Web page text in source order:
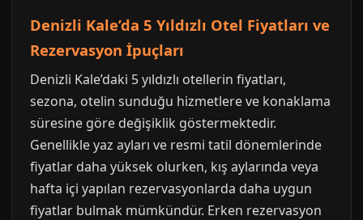
Denizli Kale’da 5 Yıldızlı Otel Fiyatları ve
Rezervasyon İpuçları
Denizli Kale’daki 5 yıldızlı otellerin fiyatları,
sezona, otelin sunduğu hizmetlere ve konaklama
süresine göre değişiklik göstermektedir.
Genellikle yaz ayları ve resmi tatil dönemlerinde
fiyatlar daha yüksek olurken, kış aylarında veya
hafta içi yapılan rezervasyonlarda daha uygun
fiyatlar bulmak mümkündür. Erken rezervasyon